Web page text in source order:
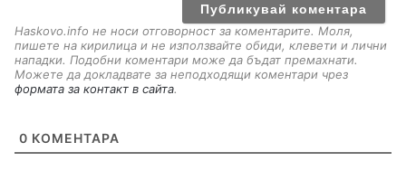
Haskovo.info не носи отговорност за коментарите. Моля,
пишете на кирилица и не използвайте обиди, клевети и лични
нападки. Подобни коментари може да бъдат премахнати.
Можете да докладвате за неподходящи коментари чрез
формата за контакт в сайта.
0 КОМЕНТАРА